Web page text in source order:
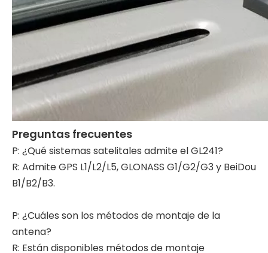
Preguntas frecuentes
P: ¿Qué sistemas satelitales admite el GL241?
R: Admite GPS L1/L2/L5, GLONASS G1/G2/G3 y BeiDou
B1/B2/B3.
P: ¿Cuáles son los métodos de montaje de la
antena?
R: Están disponibles métodos de montaje